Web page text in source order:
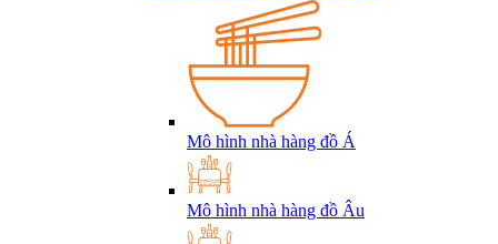
Mô hình nhà hàng đồ Á
Mô hình nhà hàng đồ Âu